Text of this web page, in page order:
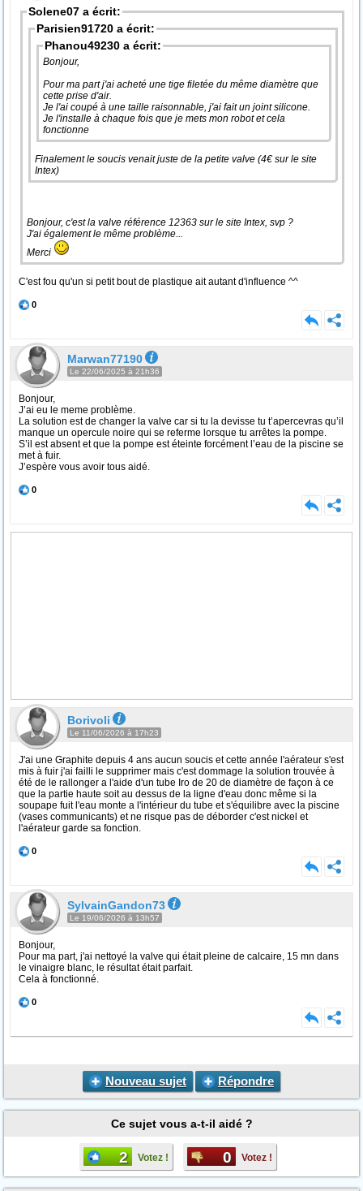
Solene07 a écrit:
Parisien91720 a écrit:
Phanou49230 a écrit:
Bonjour,
Pour ma part j'ai acheté une tige filetée du même diamètre que
cette prise d'air.
Je l'ai coupé à une taille raisonnable, j'ai fait un joint silicone.
Je l'installe à chaque fois que je mets mon robot et cela
fonctionne
Finalement le soucis venait juste de la petite valve (4€ sur le site
Intex)
Bonjour, c'est la valve référence 12363 sur le site Intex, svp ?
J'ai également le même problème...
Merci
C'est fou qu'un si petit bout de plastique ait autant d'influence ^^
0
Marwan77190
Le 22/06/2025 à 21h36
Bonjour,
J’ai eu le meme problème.
La solution est de changer la valve car si tu la devisse tu t’apercevras qu’il
manque un opercule noire qui se referme lorsque tu arrêtes la pompe.
S’il est absent et que la pompe est éteinte forcément l’eau de la piscine se
met à fuir.
J’espère vous avoir tous aidé.
0
Borivoli
Le 11/06/2026 à 17h23
J'ai une Graphite depuis 4 ans aucun soucis et cette année l'aérateur s'est
mis à fuir j'ai failli le supprimer mais c'est dommage la solution trouvée à
été de le rallonger a l'aide d'un tube Iro de 20 de diamètre de façon à ce
que la partie haute soit au dessus de la ligne d'eau donc même si la
soupape fuit l'eau monte a l'intérieur du tube et s'équilibre avec la piscine
(vases communicants) et ne risque pas de déborder c'est nickel et
l'aérateur garde sa fonction.
0
SylvainGandon73
Le 19/06/2026 à 13h57
Bonjour,
Pour ma part, j'ai nettoyé la valve qui était pleine de calcaire, 15 mn dans
le vinaigre blanc, le résultat était parfait.
Cela à fonctionné.
0
Nouveau sujet Répondre
Ce sujet vous a-t-il aidé ?
2 Votez ! 0 Votez !